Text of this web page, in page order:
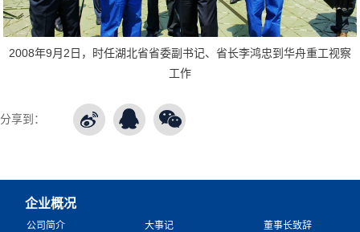
2008年9月2日，时任湖北省省委副书记、省长李鸿忠到华舟重工视察
工作
分享到：
企业概况
公司简介 大事记 董事长致辞